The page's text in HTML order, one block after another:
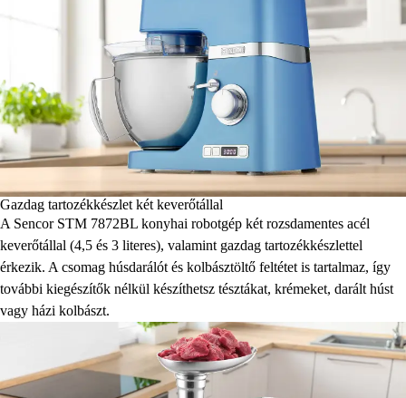
Gazdag tartozékkészlet két keverőtállal
A Sencor STM 7872BL konyhai robotgép két rozsdamentes acél
keverőtállal (4,5 és 3 literes), valamint gazdag tartozékkészlettel
érkezik. A csomag húsdarálót és kolbásztöltő feltétet is tartalmaz, így
további kiegészítők nélkül készíthetsz tésztákat, krémeket, darált húst
vagy házi kolbászt.